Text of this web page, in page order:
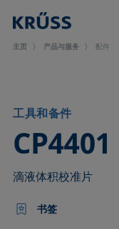
主页 产品与服务 配件
工具和备件
CP4401
–
滴液体积校准片
书签